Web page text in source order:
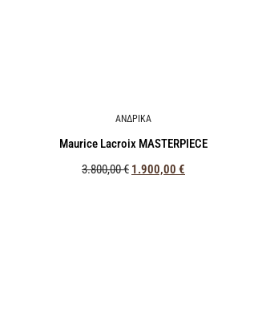
ΑΝΔΡΙΚΑ
Maurice Lacroix MASTERPIECE
3.800,00€ 1.900,00 €